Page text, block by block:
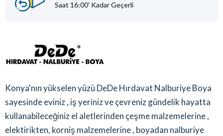
Saat 16:00' Kadar Geçerli
Konya'nın yükselen yüzü DeDe Hırdavat Nalburiye Boya
sayesinde eviniz , iş yeriniz ve çevreniz gündelik hayatta
kullanabileceğiniz el aletlerinden çeşme malzemelerine ,
elektirikten, korniş malzemelerine , boyadan nalburiye